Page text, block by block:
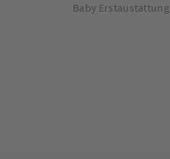
Baby Erstaustattung